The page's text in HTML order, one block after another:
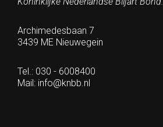
Archimedesbaan 7
3439 ME Nieuwegein
Tel.: 030 - 6008400
Mail: info@knbb.nl